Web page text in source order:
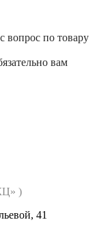
вопрос по товару
вам
)
41